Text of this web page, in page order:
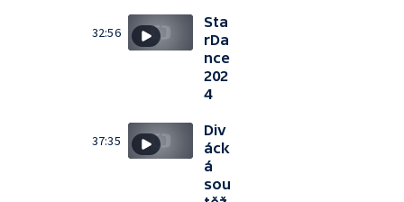
32:56
Sta
rDa
nce
202
4
37:35
Div
áck
á
sou